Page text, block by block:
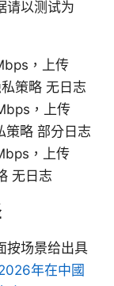
请以测试为
，上传
策略 无日志
，上传
策略 部分日志
，上传
无日志
按场景给出具
年在中國